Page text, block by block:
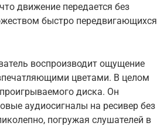
движение передается без
быстро передвигающихся
воспроизводит ощущение
цветами. В целом
диска. Он
аудиосигналы на ресивер без
погружая слушателей в